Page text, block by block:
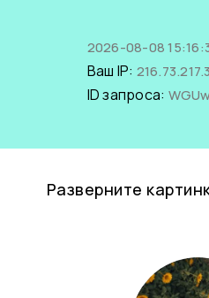
2026-08-08
Ваш IP:
ID запроса:
Разверните